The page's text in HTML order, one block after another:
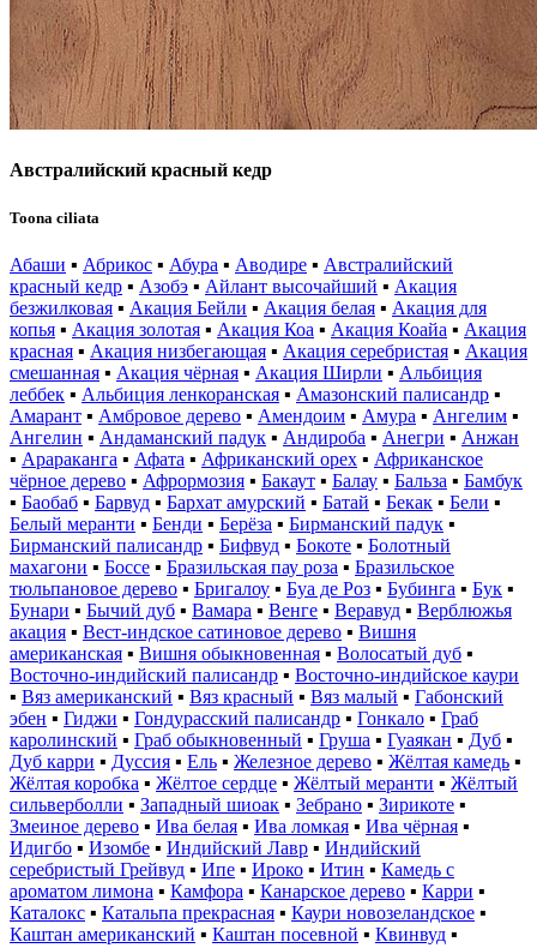
Австралийский красный кедр
Toona ciliata
Абаши ▪ Абрикос ▪ Абура ▪ Аводире ▪ Австралийский
красный кедр ▪ Азобэ ▪ Айлант высочайший ▪ Акация
безжилковая ▪ Акация Бейли ▪ Акация белая ▪ Акация для
копья ▪ Акация золотая ▪ Акация Коа ▪ Акация Коайа ▪ Акация
красная ▪ Акация низбегающая ▪ Акация серебристая ▪ Акация
смешанная ▪ Акация чёрная ▪ Акация Ширли ▪ Альбиция
леббек ▪ Альбиция ленкоранская ▪ Амазонский палисандр ▪
Амарант ▪ Амбровое дерево ▪ Амендоим ▪ Амура ▪ Ангелим ▪
Ангелин ▪ Андаманский падук ▪ Андироба ▪ Анегри ▪ Анжан
▪ Арараканга ▪ Афата ▪ Африканский орех ▪ Африканское
чёрное дерево ▪ Афрормозия ▪ Бакаут ▪ Балау ▪ Бальза ▪ Бамбук
▪ Баобаб ▪ Барвуд ▪ Бархат амурский ▪ Батай ▪ Бекак ▪ Бели ▪
Белый меранти ▪ Бенди ▪ Берёза ▪ Бирманский падук ▪
Бирманский палисандр ▪ Бифвуд ▪ Бокоте ▪ Болотный
махагони ▪ Боссе ▪ Бразильская пау роза ▪ Бразильское
тюльпановое дерево ▪ Бригалоу ▪ Буа де Роз ▪ Бубинга ▪ Бук ▪
Бунари ▪ Бычий дуб ▪ Вамара ▪ Венге ▪ Веравуд ▪ Верблюжья
акация ▪ Вест-индское сатиновое дерево ▪ Вишня
американская ▪ Вишня обыкновенная ▪ Волосатый дуб ▪
Восточно-индийский палисандр ▪ Восточно-индийское каури
▪ Вяз американский ▪ Вяз красный ▪ Вяз малый ▪ Габонский
эбен ▪ Гиджи ▪ Гондурасский палисандр ▪ Гонкало ▪ Граб
каролинский ▪ Граб обыкновенный ▪ Груша ▪ Гуаякан ▪ Дуб ▪
Дуб карри ▪ Дуссия ▪ Ель ▪ Железное дерево ▪ Жёлтая камедь ▪
Жёлтая коробка ▪ Жёлтое сердце ▪ Жёлтый меранти ▪ Жёлтый
сильверболли ▪ Западный шиоак ▪ Зебрано ▪ Зирикоте ▪
Змеиное дерево ▪ Ива белая ▪ Ива ломкая ▪ Ива чёрная ▪
Идигбо ▪ Изомбе ▪ Индийский Лавр ▪ Индийский
серебристый Грейвуд ▪ Ипе ▪ Ироко ▪ Итин ▪ Камедь с
ароматом лимона ▪ Камфора ▪ Канарское дерево ▪ Карри ▪
Каталокс ▪ Катальпа прекрасная ▪ Каури новозеландское ▪
Каштан американский ▪ Каштан посевной ▪ Квинвуд ▪